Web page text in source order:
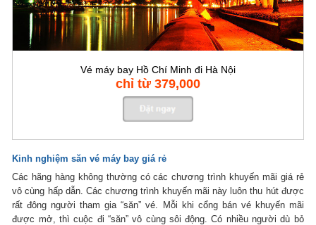
Vé máy bay Hồ Chí Minh đi Hà Nội
chỉ từ 379,000
Kinh nghiệm săn vé máy bay giá rẻ
Các hãng hàng không thường có các chương trình khuyến mãi giá rẻ
vô cùng hấp dẫn. Các chương trình khuyến mãi này luôn thu hút được
rất đông người tham gia “săn” vé. Mỗi khi cổng bán vé khuyến mãi
được mở, thì cuộc đi “săn” vô cùng sôi động. Có nhiều người dù bỏ